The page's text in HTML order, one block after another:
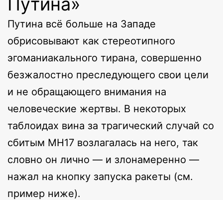
Путина всё больше на Западе
обрисовывают как стереотипного
эгоманиакального тирана, совершенно
безжалостно преследующего свои цели
и не обращающего внимания на
человеческие жертвы. В некоторых
таблоидах вина за трагический случай со
сбитым MH17 возлагалась на него, так
словно он лично — и злонамеренно —
нажал на кнопку запуска ракеты (см.
пример ниже).